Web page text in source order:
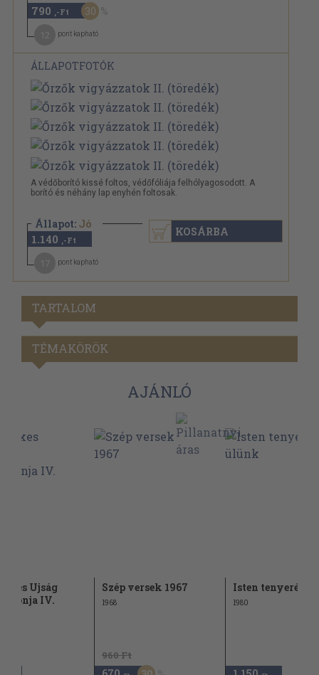
790 ,-Ft 30
pont kapható
ÁLLAPOTFOTÓK
A védőborító kissé foltos, védőfóliája felhólyagosodott. A
borító és néhány lap enyhén foltosak.
Állapot: Jó
1.140 ,-Ft
pont kapható
KOSÁRBA
TARTALOM
TÉMAKÖRÖK
AJÁNLÓ
Ujság
IV.
Szép versek 1967
1968
960 Ft
Isten tenyerén
1980